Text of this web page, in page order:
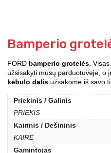
Bamperio
FORD bamperio grotelės .
užsisakyti mūsų parduotuvėje, o
kėbulo dalis užsakome iš savo
Priekinis / Galinis
PRIEKIS
Kairinis / Dešininis
KAIRĖ
Gamintojas